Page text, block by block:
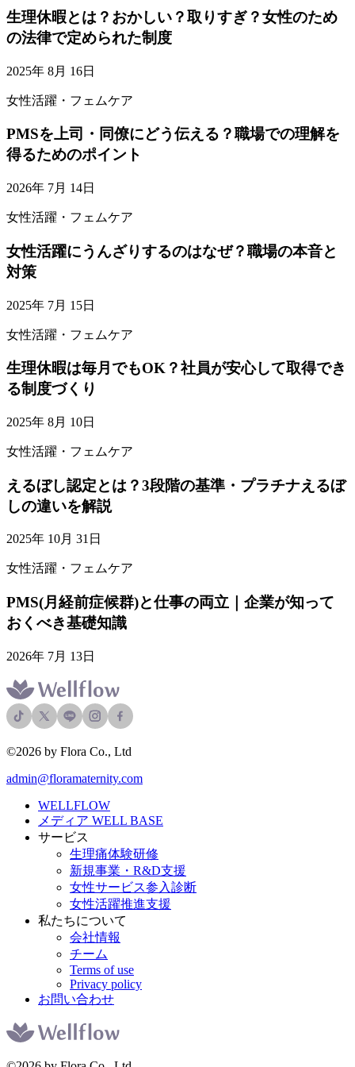
生理休暇とは？おかしい？取りすぎ？女性のため
の法律で定められた制度
2025年 8月 16日
女性活躍・フェムケア
PMSを上司・同僚にどう伝える？職場での理解を
得るためのポイント
2026年 7月 14日
女性活躍・フェムケア
女性活躍にうんざりするのはなぜ？職場の本音と
対策
2025年 7月 15日
女性活躍・フェムケア
生理休暇は毎月でもOK？社員が安心して取得でき
る制度づくり
2025年 8月 10日
女性活躍・フェムケア
えるぼし認定とは？3段階の基準・プラチナえるぼ
しの違いを解説
2025年 10月 31日
女性活躍・フェムケア
PMS(月経前症候群)と仕事の両立｜企業が知って
おくべき基礎知識
2026年 7月 13日
©2026 by Flora Co., Ltd
admin@floramaternity.com
WELLFLOW
メディア WELL BASE
サービス
生理痛体験研修
新規事業・R&D支援
女性サービス参入診断
女性活躍推進支援
私たちについて
会社情報
チーム
Terms of use
Privacy policy
お問い合わせ